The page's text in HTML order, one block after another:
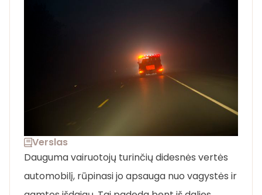
Verslas
Dauguma vairuotojų turinčių didesnės vertės
automobilį, rūpinasi jo apsauga nuo vagystės ir